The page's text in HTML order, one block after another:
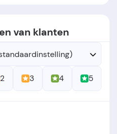
van klanten
2 3 4 5